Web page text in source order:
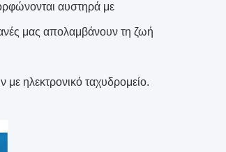
αυστηρά με
μας απολαμβάνουν τη ζωή
ηλεκτρονικό ταχυδρομείο.